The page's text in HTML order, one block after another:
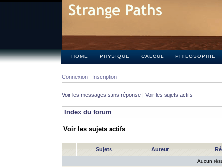
HOME PHYSIQUE CALCUL PHILOSOPHIE
Connexion Inscription
Voir les messages sans réponse | Voir les sujets actifs
Index du forum
Voir les sujets actifs
Sujets Auteur
Aucun